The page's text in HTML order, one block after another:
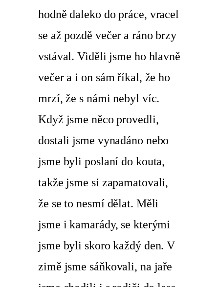
hodně daleko do práce, vracel
se až pozdě večer a ráno brzy
vstával. Viděli jsme ho hlavně
večer a i on sám říkal, že ho
mrzí, že s námi nebyl víc.
Když jsme něco provedli,
dostali jsme vynadáno nebo
jsme byli poslaní do kouta,
takže jsme si zapamatovali,
že se to nesmí dělat. Měli
jsme i kamarády, se kterými
jsme byli skoro každý den. V
zimě jsme sáňkovali, na jaře